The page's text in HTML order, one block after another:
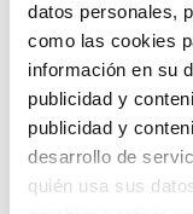
datos personales,
como las cookies
información en su
publicidad y
publicidad y
desarrollo de
quién usa sus
Lo
te hemos
Pero puedes
buscando en